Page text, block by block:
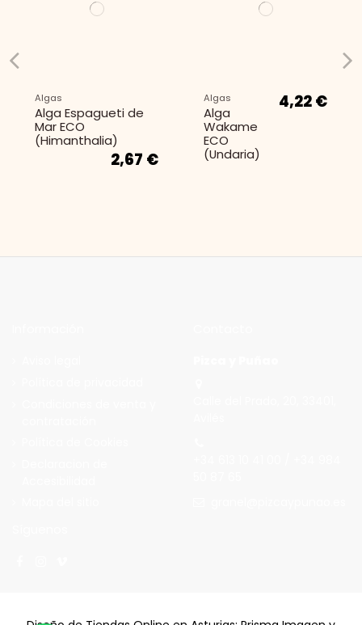
Algas
Alga Espagueti de
Mar ECO
(Himanthalia)
2,67 €
Algas
Alga
Wakame
ECO
(Undaria)
4,22 €